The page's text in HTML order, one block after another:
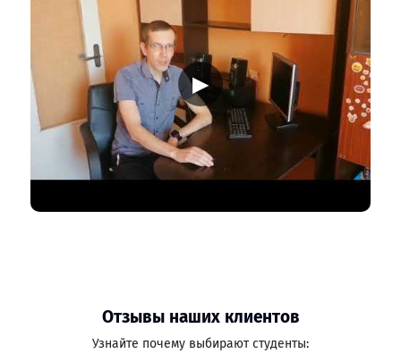
▶
Отзывы наших клиентов
Узнайте почему выбирают студенты: